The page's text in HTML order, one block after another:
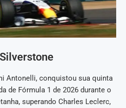
Antonelli, conquistou sua quinta
de Fórmula 1 de 2026 durante o
superando Charles Leclerc,